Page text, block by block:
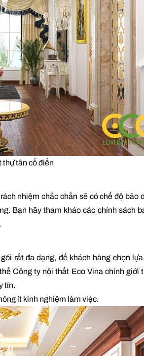
thự tân cổ điển
nhiệm chắc chắn sẽ có chế độ bảo
Bạn hãy tham khảo các chính sách
rất đa dạng, để khách hàng chọn
Công ty nội thất Eco Vina chính giới
tín.
ít kinh nghiệm làm việc.